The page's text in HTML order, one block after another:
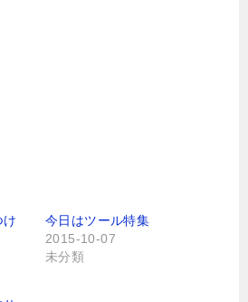
け
今日はツール特集
2015-10-07
未分類